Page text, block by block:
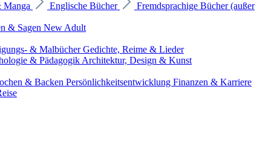
Manga Englische Bücher
Fremdsprachige Bücher (außer
& Sagen New Adult
& MalbücherGedichte, Reime & Lieder
& Pädagogik Architektur, Design & Kunst
& Backen Persönlichkeitsentwicklung Finanzen & Karriere